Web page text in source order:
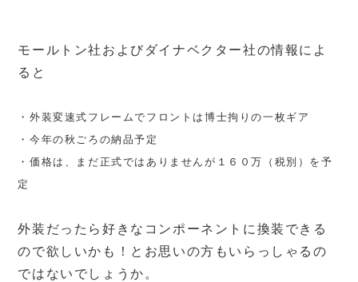
モールトン社およびダイナベクター社の情報によ
ると
・外装変速式フレームでフロントは博士拘りの一枚ギア
・今年の秋ごろの納品予定
・価格は、まだ正式ではありませんが１６０万（税別）を予
定
外装だったら好きなコンポーネントに換装できる
ので欲しいかも！とお思いの方もいらっしゃるの
ではないでしょうか。